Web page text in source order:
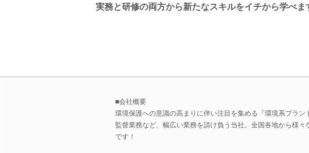
実務と研修の両方から新たなスキルをイチから学べま
■会社概要
環境保護への意識の高まりに伴い注目を集める『環境系プラ
監督業務など、幅広い業務を請け負う当社。全国各地から様々
です！